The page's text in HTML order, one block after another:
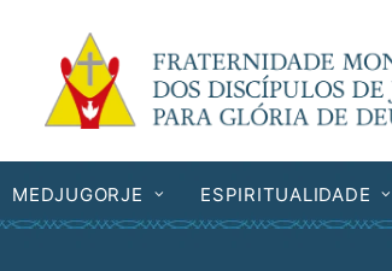
MEDJUGORJE ESPIRITUALIDADE